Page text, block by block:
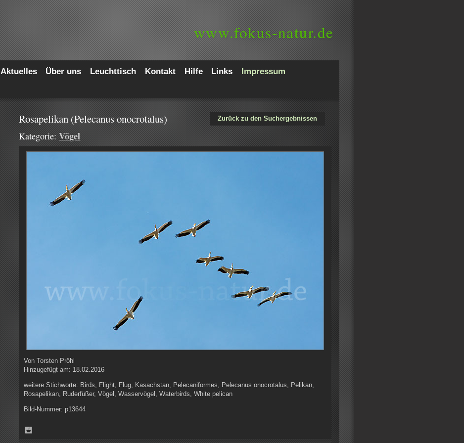
www.fokus-natur.de
Aktuelles Über uns Leuchttisch Kontakt Hilfe Links
Impressum
Zurück zu den Suchergebnissen
Rosapelikan (Pelecanus onocrotalus)
Kategorie:Vögel
VonTorsten Pröhl
Hinzugefügt am: 18.02.2016
weitere Stichworte: Birds, Flight, Flug, Kasachstan, Pelecaniformes, Pelecanus onocrotalus, Pelikan,
Rosapelikan, Ruderfüßer, Vögel, Wasservögel, Waterbirds, White pelican
Bild-Nummer: p13644